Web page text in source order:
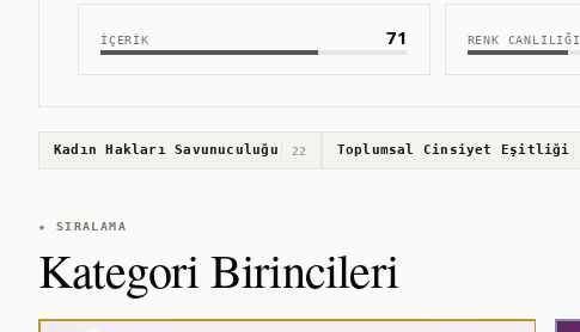
İÇERIK 71 RENK CANLILIĞI
Kadın Hakları Savunuculuğu 22 Toplumsal Cinsiyet Eşitliği
★ SIRALAMA
Kategori Birincileri